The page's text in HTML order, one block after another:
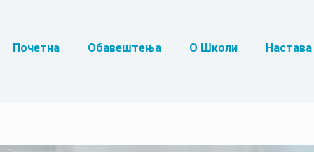
Почетна Обавештења О Школи Настава